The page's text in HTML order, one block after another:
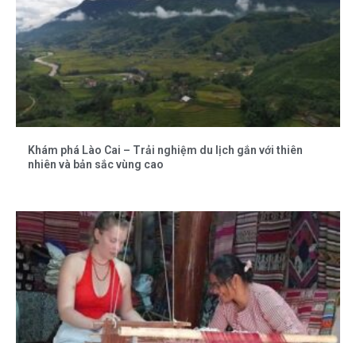
Khám phá Lào Cai – Trải nghiệm du lịch gắn với thiên
nhiên và bản sắc vùng cao